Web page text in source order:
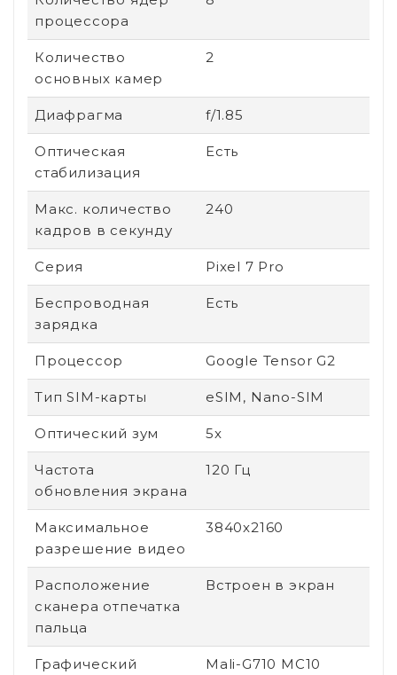
процессора
Количество
основных камер
2
Диафрагма f/1.85
Оптическая
стабилизация
Есть
Макс. количество
кадров в секунду
240
Серия Pixel 7 Pro
Беспроводная
зарядка
Есть
Процессор Google Tensor G2
Тип SIM-карты eSIM, Nano-SIM
Оптический зум 5x
Частота
обновления экрана
120 Гц
Максимальное
разрешение видео
3840x2160
Расположение
сканера отпечатка
пальца
Встроен в экран
Графический
Mali-G710 MC10